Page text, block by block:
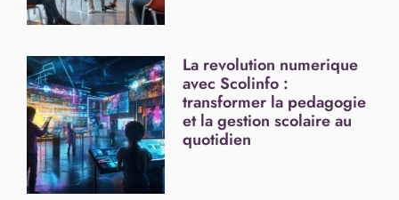
La revolution numerique
avec Scolinfo :
transformer la pedagogie
et la gestion scolaire au
quotidien